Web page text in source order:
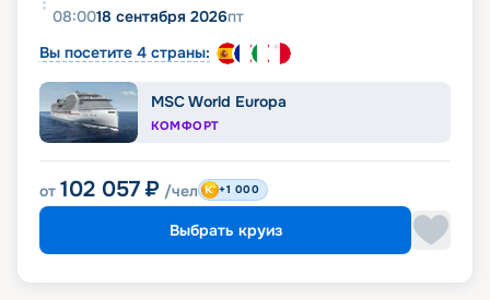
08:0018 сентября 2026пт
Вы посетите 4 страны:
MSC World Europa
КОМФОРТ
от 102 057 ₽ /чел +1 000
Выбрать круиз